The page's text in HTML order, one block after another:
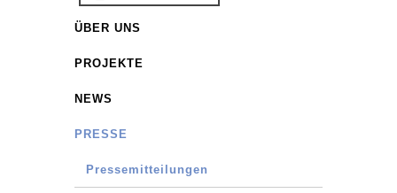
ÜBER UNS
PROJEKTE
NEWS
PRESSE
Pressemitteilungen